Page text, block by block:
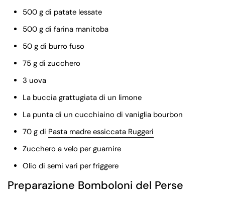
500 g di patate lessate
500 g di farina manitoba
50 g di burro fuso
75 g di zucchero
3 uova
La buccia grattugiata di un limone
La punta di un cucchiaino di vaniglia bourbon
70 g di Pasta madre essiccata Ruggeri
Zucchero a velo per guarnire
Olio di semi vari per friggere
Preparazione Bomboloni del Perse